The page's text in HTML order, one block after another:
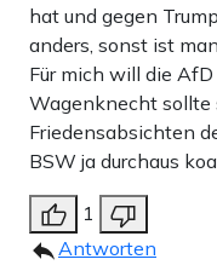
hat und gegen
anders, sonst ist
Für mich will die
Wagenknecht sollte
Friedensabsichten
BSW ja durchaus
1
Antworten